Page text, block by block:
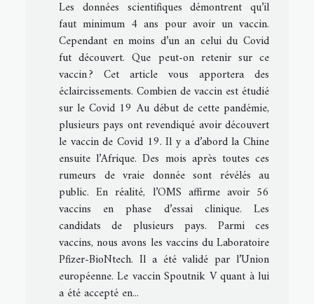
Les données scientifiques démontrent qu’il
faut minimum 4 ans pour avoir un vaccin.
Cependant en moins d’un an celui du Covid
fut découvert. Que peut-on retenir sur ce
vaccin ? Cet article vous apportera des
éclaircissements. Combien de vaccin est étudié
sur le Covid 19 Au début de cette pandémie,
plusieurs pays ont revendiqué avoir découvert
le vaccin de Covid 19. Il y a d’abord la Chine
ensuite l’Afrique. Des mois après toutes ces
rumeurs de vraie donnée sont révélés au
public. En réalité, l’OMS affirme avoir 56
vaccins en phase d’essai clinique. Les
candidats de plusieurs pays. Parmi ces
vaccins, nous avons les vaccins du Laboratoire
Pfizer-BioNtech. Il a été validé par l’Union
européenne. Le vaccin Spoutnik V quant à lui
a été accepté en...